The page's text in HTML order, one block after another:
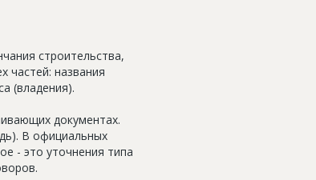
строительства,
частей: названия
(владения).
документах.
В официальных
- это уточнения типа